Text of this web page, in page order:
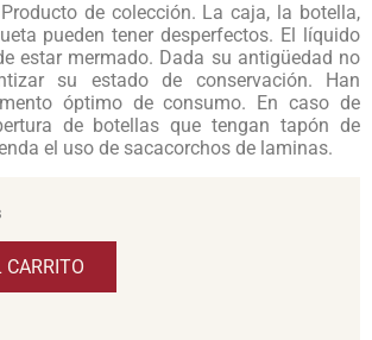
de colección. La caja, la botella,
pueden tener desperfectos. El líquido
estar mermado. Dada su antigüedad no
su estado de conservación. Han
óptimo de consumo. En caso de
de botellas que tengan tapón de
el uso de sacacorchos de laminas.